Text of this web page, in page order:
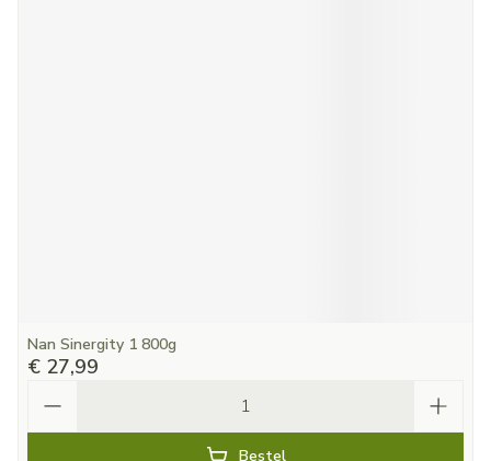
Nan Sinergity 1 800g
€ 27,99
Bestel